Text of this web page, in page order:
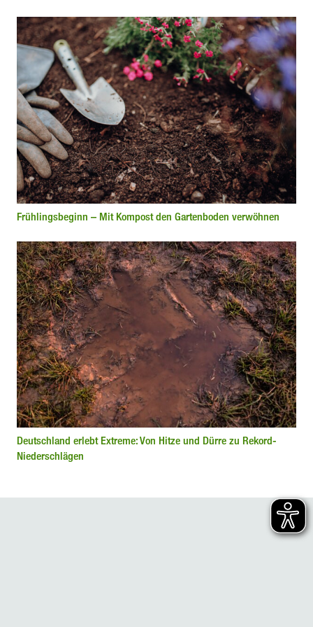
Frühlingsbeginn – Mit Kompost den Gartenboden verwöhnen
Deutschland erlebt Extreme: Von Hitze und Dürre zu Rekord-
Niederschlägen